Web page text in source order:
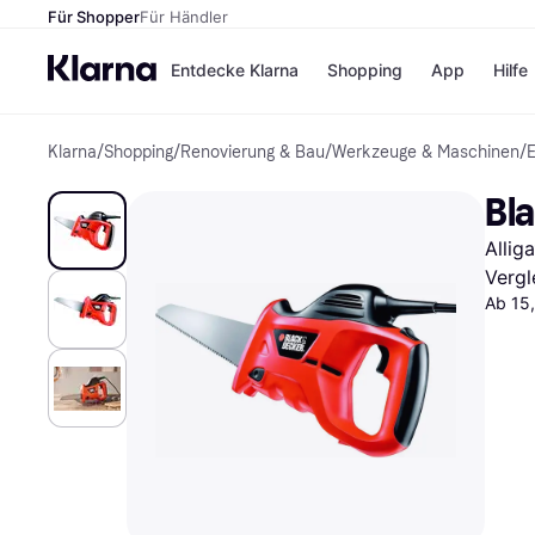
Für ShopperFür Händler
Entdecke Klarna
Zahlungsmethoden
Bezahle in 3
Bezahle in bis zu 30
Shopping
Shops
eBay
Temu
SHEIN
App Hilfe
Klarna/Shopping/Renovierung & Bau/Werkzeuge & Maschinen/
Ab